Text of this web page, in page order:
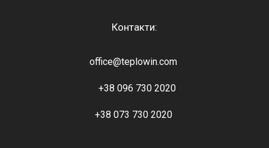
Контакти:
office@teplowin.com
+38 096 730 2020
+38 073 730 2020